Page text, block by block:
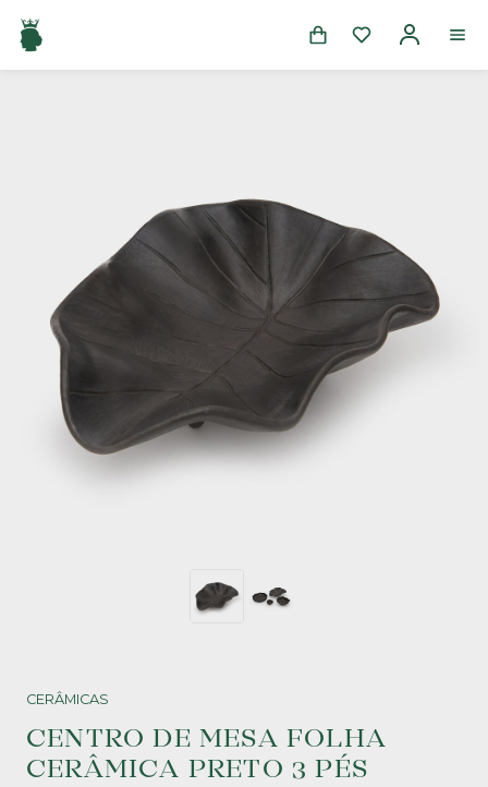
CERÂMICAS
CENTRO DE MESA FOLHA
CERÂMICA PRETO 3 PÉS